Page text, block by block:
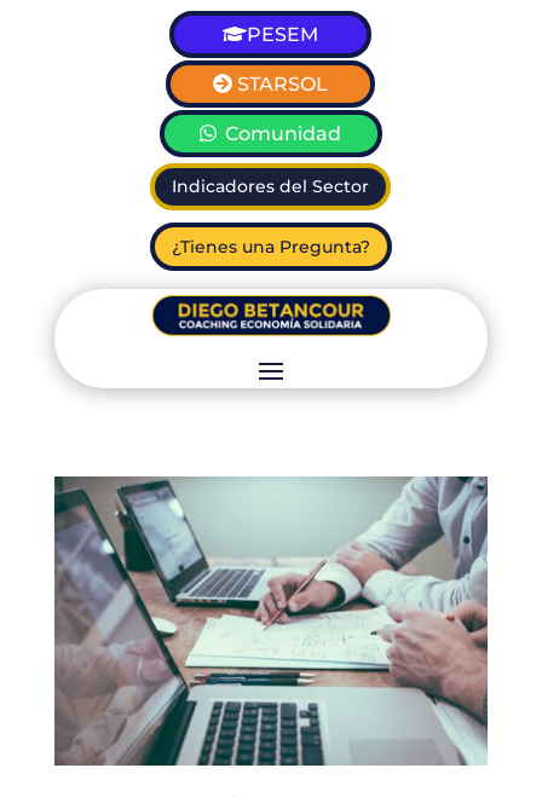
PESEM
STARSOL
Comunidad
Indicadores del Sector
¿Tienes una Pregunta?